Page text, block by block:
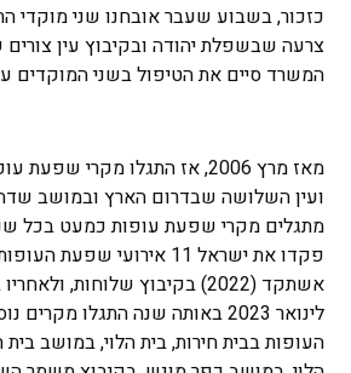
כזכור, בשבוע שעבר אובחנו שני מוקדי
צרעה שבשפלת יהודה ובקיבוץ עין
המשרד סיים את הטיפול בשני המוקדים
מאז מרץ 2006, אז התגלו מקרי
ועין השלושה שבדרום הארץ ובמושב
מתגלים מקרי שפעת עופות כמעט בכל
פקדו את ישראל 11 אירועי
אשתקד (2022) בקיבוץ שלוחות,
לינואר 2023 באותה שנה התגלו
העופות בבית חירות, בית הלוי, במושב